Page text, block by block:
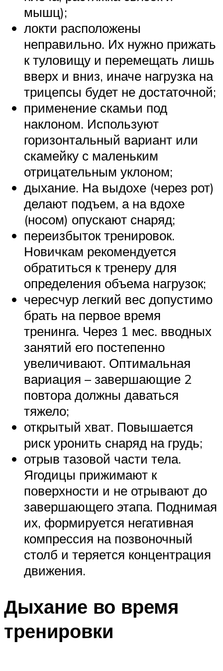
мышц);
локти расположены
неправильно. Их нужно прижать
к туловищу и перемещать лишь
вверх и вниз, иначе нагрузка на
трицепсы будет не достаточной;
применение скамьи под
наклоном. Используют
горизонтальный вариант или
скамейку с маленьким
отрицательным уклоном;
дыхание. На выдохе (через рот)
делают подъем, а на вдохе
(носом) опускают снаряд;
переизбыток тренировок.
Новичкам рекомендуется
обратиться к тренеру для
определения объема нагрузок;
чересчур легкий вес допустимо
брать на первое время
тренинга. Через 1 мес. вводных
занятий его постепенно
увеличивают. Оптимальная
вариация – завершающие 2
повтора должны даваться
тяжело;
открытый хват. Повышается
риск уронить снаряд на грудь;
отрыв тазовой части тела.
Ягодицы прижимают к
поверхности и не отрывают до
завершающего этапа. Поднимая
их, формируется негативная
компрессия на позвоночный
столб и теряется концентрация
движения.
Дыхание во время
тренировки